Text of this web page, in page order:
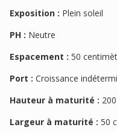
Exposition : Plein soleil
PH : Neutre
Espacement : 50
Port : Croissance
Hauteur à maturité :
Largeur à maturité : 50